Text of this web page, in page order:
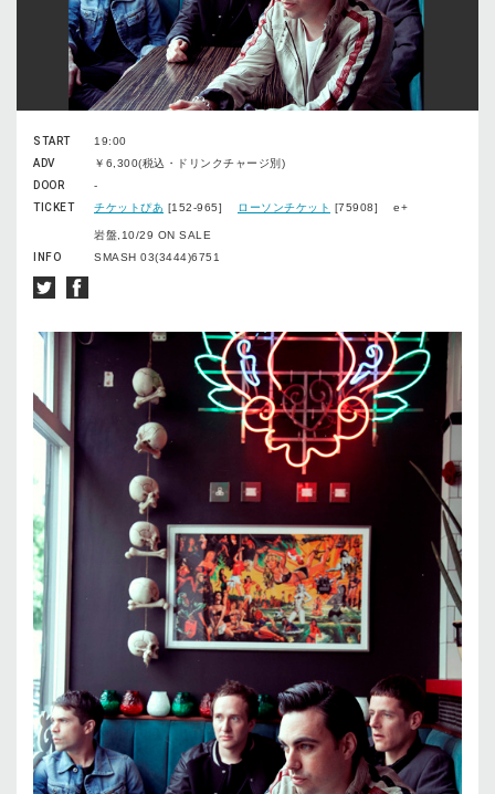
START
19:00
ADV
￥6,300(税込・ドリンクチャージ別)
DOOR
-
TICKET
チケットぴあ [152-965] ローソンチケット [75908] e+
岩盤,10/29 ON SALE
INFO
SMASH 03(3444)6751